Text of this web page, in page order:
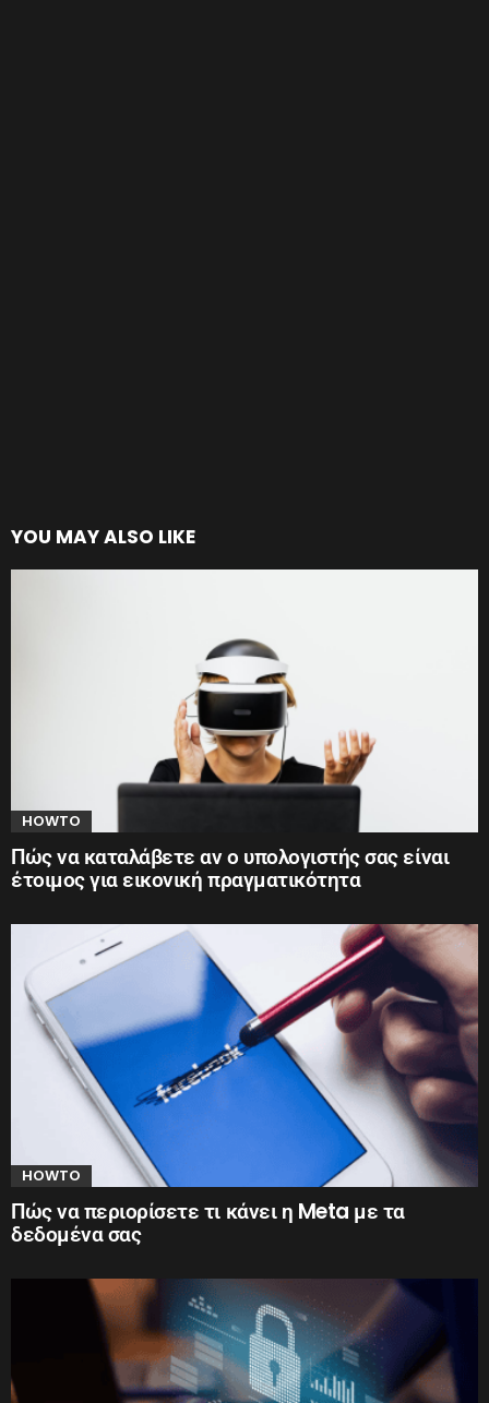
YOU MAY ALSO LIKE
HOWTO
Πώς να καταλάβετε αν ο υπολογιστής σας είναι
έτοιμος για εικονική πραγματικότητα
HOWTO
Πώς να περιορίσετε τι κάνει η Meta με τα
δεδομένα σας